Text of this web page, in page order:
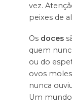
vez.
peixes de
Os doces
quem
ou do
ovos
nunca
Um